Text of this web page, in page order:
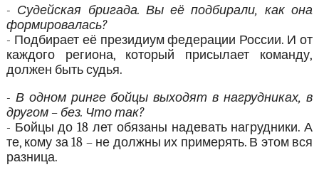
- Судейская бригада. Вы её подбирали, как она
формировалась?
- Подбирает её президиум федерации России. И от
каждого региона, который присылает команду,
должен быть судья.
- В одном ринге бойцы выходят в нагрудниках, в
другом – без. Что так?
- Бойцы до 18 лет обязаны надевать нагрудники. А
те, кому за 18 – не должны их примерять. В этом вся
разница.